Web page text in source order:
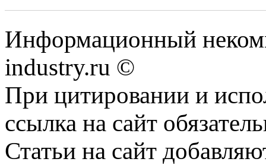
Информационный
industry.ru ©
При цитировании и
ссылка на сайт
Статьи на сайт